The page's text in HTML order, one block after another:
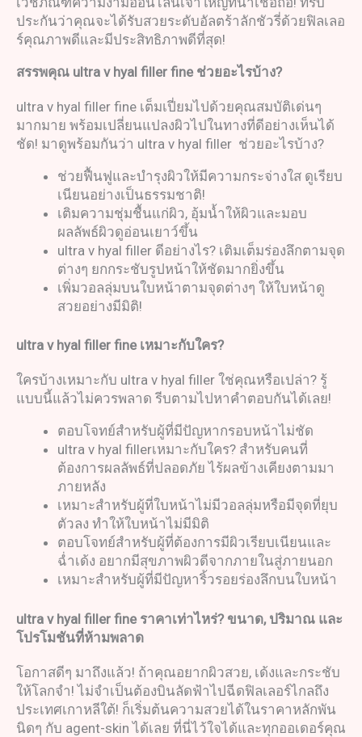
ประกันว่าคุณจะได้รับสวยระดับอัลตร้าลักชัวรี่ด้วยฟิลเลอ
ร์คุณภาพดีและมีประสิทธิภาพดีที่สุด!
สรรพคุณ ultra v hyal filler fine ช่วยอะไรบ้าง?
ultra v hyal filler fine เต็มเปี่ยมไปด้วยคุณสมบัติเด่นๆ
มากมาย พร้อมเปลี่ยนแปลงผิวไปในทางที่ดีอย่างเห็นได้
ชัด! มาดูพร้อมกันว่า ultra v hyal filler ช่วยอะไรบ้าง?
ช่วยฟื้นฟูและบำรุงผิวให้มีความกระจ่างใส ดูเรียบ
เนียนอย่างเป็นธรรมชาติ!
เติมความชุ่มชื้นแก่ผิว, อุ้มน้ำให้ผิวและมอบ
ผลลัพธ์ผิวดูอ่อนเยาว์ขึ้น
ultra v hyal filler ดีอย่างไร? เติมเต็มร่องลึกตามจุด
ต่างๆ ยกกระชับรูปหน้าให้ชัดมากยิ่งขึ้น
เพิ่มวอลลุ่มบนใบหน้าตามจุดต่างๆ ให้ใบหน้าดู
สวยอย่างมีมิติ!
ultra v hyal filler fine เหมาะกับใคร?
ใครบ้างเหมาะกับ ultra v hyal filler ใช่คุณหรือเปล่า? รู้
แบบนี้แล้วไม่ควรพลาด รีบตามไปหาคำตอบกันได้เลย!
ตอบโจทย์สำหรับผู้ที่มีปัญหากรอบหน้าไม่ชัด
ultra v hyal fillerเหมาะกับใคร? สำหรับคนที่
ต้องการผลลัพธ์ที่ปลอดภัย ไร้ผลข้างเคียงตามมา
ภายหลัง
เหมาะสำหรับผู้ที่ใบหน้าไม่มีวอลลุ่มหรือมีจุดที่ยุบ
ตัวลง ทำให้ใบหน้าไม่มีมิติ
ตอบโจทย์สำหรับผู้ที่ต้องการมีผิวเรียบเนียนและ
ฉ่ำเด้ง อยากมีสุขภาพผิวดีจากภายในสู่ภายนอก
เหมาะสำหรับผู้ที่มีปัญหาริ้วรอยร่องลึกบนใบหน้า
ultra v hyal filler fine ราคาเท่าไหร่? ขนาด, ปริมาณ และ
โปรโมชันที่ห้ามพลาด
โอกาสดีๆ มาถึงแล้ว! ถ้าคุณอยากผิวสวย, เด้งและกระชับ
ให้โลกจำ! ไม่จำเป็นต้องบินลัดฟ้าไปฉีดฟิลเลอร์ไกลถึง
ประเทศเกาหลีใต้! ก็เริ่มต้นความสวยได้ในราคาหลักพัน
นิดๆ กับ agent-skin ได้เลย ที่นี่ไว้ใจได้และทุกออเดอร์คุณ